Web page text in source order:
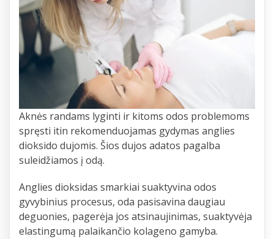
Aknės randams lyginti ir kitoms odos problemoms
spręsti itin rekomenduojamas gydymas anglies
dioksido dujomis. Šios dujos adatos pagalba
suleidžiamos į odą.
Anglies dioksidas smarkiai suaktyvina odos
gyvybinius procesus, oda pasisavina daugiau
deguonies, pagerėja jos atsinaujinimas, suaktyvėja
elastingumą palaikančio kolageno gamyba.